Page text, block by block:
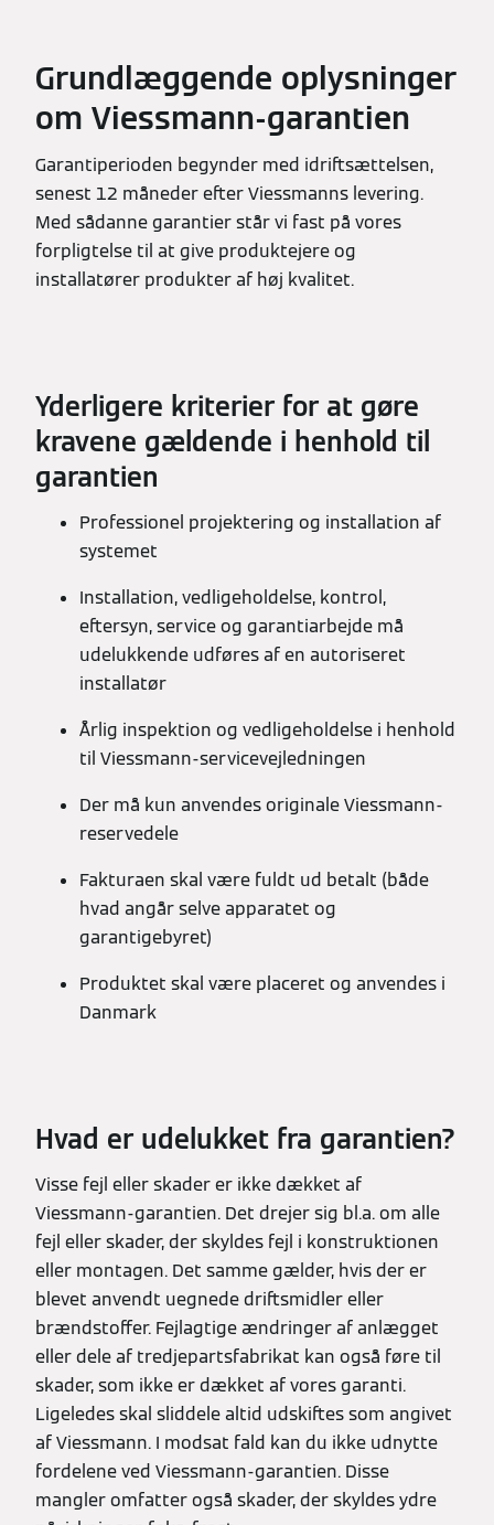
Grundlæggende oplysninger
om Viessmann-garantien
Garantiperioden begynder med idriftsættelsen,
senest 12 måneder efter Viessmanns levering.
Med sådanne garantier står vi fast på vores
forpligtelse til at give produktejere og
installatører produkter af høj kvalitet.
Yderligere kriterier for at gøre
kravene gældende i henhold til
garantien
Professionel projektering og installation af
systemet
Installation, vedligeholdelse, kontrol,
eftersyn, service og garantiarbejde må
udelukkende udføres af en autoriseret
installatør
Årlig inspektion og vedligeholdelse i henhold
til Viessmann-servicevejledningen
Der må kun anvendes originale Viessmann-
reservedele
Fakturaen skal være fuldt ud betalt (både
hvad angår selve apparatet og
garantigebyret)
Produktet skal være placeret og anvendes i
Danmark
Hvad er udelukket fra garantien?
Visse fejl eller skader er ikke dækket af
Viessmann-garantien. Det drejer sig bl.a. om alle
fejl eller skader, der skyldes fejl i konstruktionen
eller montagen. Det samme gælder, hvis der er
blevet anvendt uegnede driftsmidler eller
brændstoffer. Fejlagtige ændringer af anlægget
eller dele af tredjepartsfabrikat kan også føre til
skader, som ikke er dækket af vores garanti.
Ligeledes skal sliddele altid udskiftes som angivet
af Viessmann. I modsat fald kan du ikke udnytte
fordelene ved Viessmann-garantien. Disse
mangler omfatter også skader, der skyldes ydre